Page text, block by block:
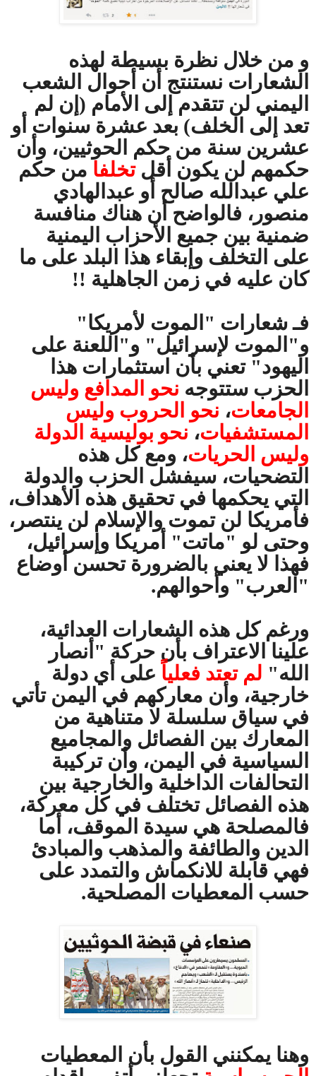
و من خلال نظرة بسيطة لهذه
الشعارات نستنتج أن أحوال الشعب
اليمني لن تتقدم إلى الأمام (إن لم
تعد إلى الخلف) بعد عشرة سنوات أو
عشرين سنة من حكم الحوثيين، وأن
حكمهم لن يكون أقلتخلفا من حكم
علي عبدالله صالح أو عبدالهادي
منصور، فالواضح أن هناك منافسة
ضمنية بين جميع الأحزاب اليمنية
على التخلف وإبقاء هذا البلد على ما
كان عليه في زمن الجاهلية !!
فـ شعارات "الموت لأمريكا"
و"الموت لإسرائيل" و"اللعنة على
اليهود" تعني بأن استثمارات هذا
الحزب ستتوجه نحو المدافع وليس
الجامعات، نحو الحروب وليس
المستشفيات، نحو بوليسية الدولة
وليس الحريات، ومع كل هذه
التضحيات، سيفشل الحزب والدولة
التي يحكمها في تحقيق هذه الأهداف،
فأمريكا لن تموت والإسلام لن ينتصر،
وحتى لو "ماتت" أمريكا وإسرائيل،
فهذا لا يعني بالضرورة تحسن أوضاع
"العرب" وأحوالهم.
ورغم كل هذه الشعارات العدائية،
علينا الاعتراف بأن حركة "أنصار
الله" لم تعتد فعلياً على أي دولة
خارجية، وأن معاركهم في اليمن تأتي
في سياق سلسلة لا متناهية من
المعارك بين الفصائل والمجاميع
السياسية في اليمن، وأن تركيبة
التحالفات الداخلية والخارجية بين
هذه الفصائل تختلف في كل معركة،
فالمصلحة هي سيدة الموقف، أما
الدين والطائفة والمذهب والمبادئ
فهي قابلة للانكماش والتمدد على
حسب المعطيات المصلحية.
وهنا يمكنني القول بأن المعطيات